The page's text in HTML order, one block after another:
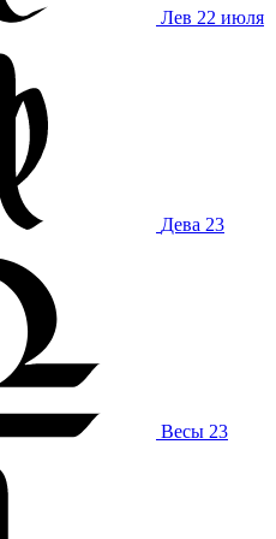
Лев 22 июля
Дева 23
Весы 23